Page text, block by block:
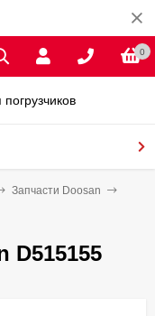
0
Запчасти Doosan
D515155